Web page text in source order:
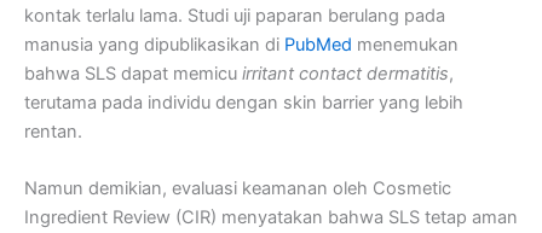
kontak terlalu lama. Studi uji paparan berulang pada
manusia yang dipublikasikan di PubMed menemukan
bahwa SLS dapat memicu irritant contact dermatitis,
terutama pada individu dengan skin barrier yang lebih
rentan.
Namun demikian, evaluasi keamanan oleh Cosmetic
Ingredient Review (CIR) menyatakan bahwa SLS tetap aman